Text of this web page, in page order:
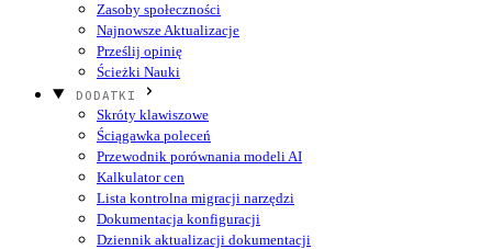
Zasoby społeczności
Najnowsze Aktualizacje
Prześlij opinię
Ścieżki Nauki
DODATKI
Skróty klawiszowe
Ściągawka poleceń
Przewodnik porównania modeli AI
Kalkulator cen
Lista kontrolna migracji narzędzi
Dokumentacja konfiguracji
Dziennik aktualizacji dokumentacji